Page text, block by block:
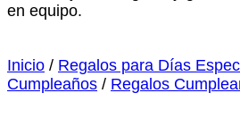
Inicio / Regalos para Días
Cumpleaños / Regalos